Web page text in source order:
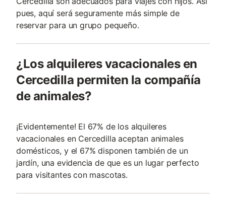
pues, aquí será seguramente más simple de
reservar para un grupo pequeño.
¿Los alquileres vacacionales en
Cercedilla permiten la compañía
de animales?
¡Evidentemente! El 67% de los alquileres
vacacionales en Cercedilla aceptan animales
domésticos, y el 67% disponen también de un
jardín, una evidencia de que es un lugar perfecto
para visitantes con mascotas.